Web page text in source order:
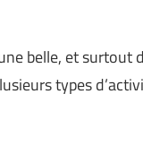
belle, et surtout
types